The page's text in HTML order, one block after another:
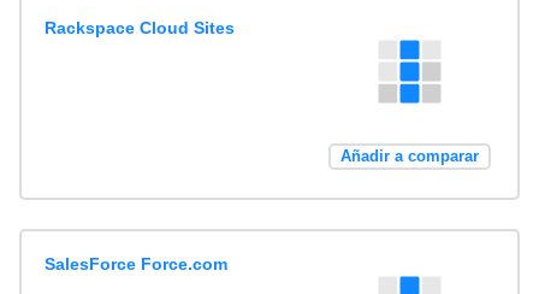
Rackspace Cloud Sites
Añadir a comparar
SalesForce Force.com